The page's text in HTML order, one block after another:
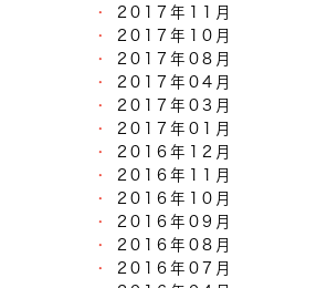
2017年11月
2017年10月
2017年08月
2017年04月
2017年03月
2017年01月
2016年12月
2016年11月
2016年10月
2016年09月
2016年08月
2016年07月